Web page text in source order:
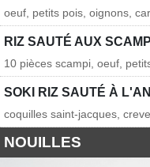
oeuf, petits pois, oignons,
RIZ SAUTÉ AUX SCAMPI
10 pièces scampi, oeuf,
SOKI RIZ SAUTÉ À
coquilles saint-jacques,
NOUILLES